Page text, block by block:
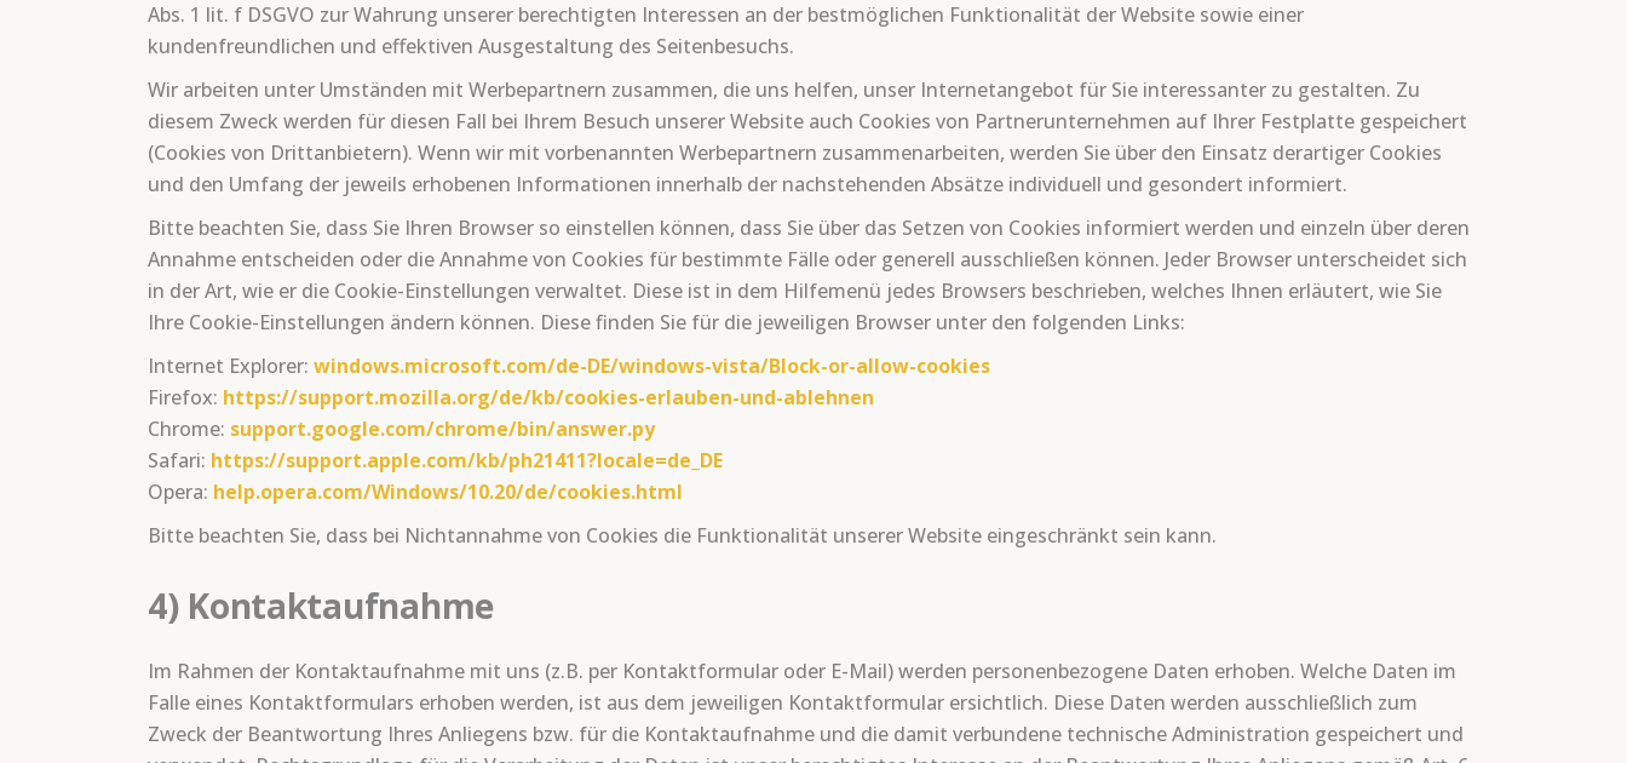
Abs. 1 lit. f DSGVO zur Wahrung unserer berechtigten Interessen an der bestmöglichen Funktionalität der Website sowie einer
kundenfreundlichen und effektiven Ausgestaltung des Seitenbesuchs.
Wir arbeiten unter Umständen mit Werbepartnern zusammen, die uns helfen, unser Internetangebot für Sie interessanter zu gestalten. Zu
diesem Zweck werden für diesen Fall bei Ihrem Besuch unserer Website auch Cookies von Partnerunternehmen auf Ihrer Festplatte gespeichert
(Cookies von Drittanbietern). Wenn wir mit vorbenannten Werbepartnern zusammenarbeiten, werden Sie über den Einsatz derartiger Cookies
und den Umfang der jeweils erhobenen Informationen innerhalb der nachstehenden Absätze individuell und gesondert informiert.
Bitte beachten Sie, dass Sie Ihren Browser so einstellen können, dass Sie über das Setzen von Cookies informiert werden und einzeln über deren
Annahme entscheiden oder die Annahme von Cookies für bestimmte Fälle oder generell ausschließen können. Jeder Browser unterscheidet sich
in der Art, wie er die Cookie-Einstellungen verwaltet. Diese ist in dem Hilfemenü jedes Browsers beschrieben, welches Ihnen erläutert, wie Sie
Ihre Cookie-Einstellungen ändern können. Diese finden Sie für die jeweiligen Browser unter den folgenden Links:
Internet Explorer: windows.microsoft.com/de-DE/windows-vista/Block-or-allow-cookies
Firefox: https://support.mozilla.org/de/kb/cookies-erlauben-und-ablehnen
Chrome: support.google.com/chrome/bin/answer.py
Safari: https://support.apple.com/kb/ph21411?locale=de_DE
Opera: help.opera.com/Windows/10.20/de/cookies.html
Bitte beachten Sie, dass bei Nichtannahme von Cookies die Funktionalität unserer Website eingeschränkt sein kann.
4) Kontaktaufnahme
Im Rahmen der Kontaktaufnahme mit uns (z.B. per Kontaktformular oder E-Mail) werden personenbezogene Daten erhoben. Welche Daten im
Falle eines Kontaktformulars erhoben werden, ist aus dem jeweiligen Kontaktformular ersichtlich. Diese Daten werden ausschließlich zum
Zweck der Beantwortung Ihres Anliegens bzw. für die Kontaktaufnahme und die damit verbundene technische Administration gespeichert und